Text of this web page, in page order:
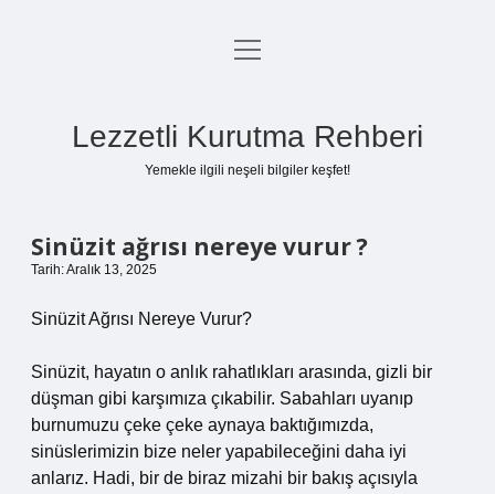
Anasayfa
menüyü
Lezzetli Kurutma Rehberi
Yemekle ilgili neşeli bilgiler keşfet!
Sinüzit ağrısı nereye vurur ?
Tarih: Aralık 13, 2025
Sinüzit Ağrısı Nereye Vurur?
Sinüzit, hayatın o anlık rahatlıkları arasında, gizli bir
düşman gibi karşımıza çıkabilir. Sabahları uyanıp
burnumuzu çeke çeke aynaya baktığımızda,
sinüslerimizin bize neler yapabileceğini daha iyi
anlarız. Hadi, bir de biraz mizahi bir bakış açısıyla